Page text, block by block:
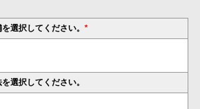
選択してください。 *
選択してください。